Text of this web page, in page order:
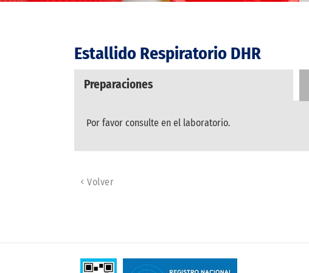
Estallido Respiratorio DHR
Preparaciones
Por favor consulte en el laboratorio.
Volver